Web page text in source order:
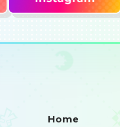
Home